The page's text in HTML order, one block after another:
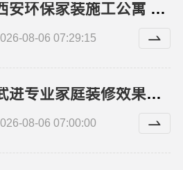
西安环保家装施工公寓 居安天成（西安）建筑工程有限责任公司
08-06 07:29:15
武进专业家庭装修效果图，常州宜居佳装饰工程有限公司
08-06 07:00:00